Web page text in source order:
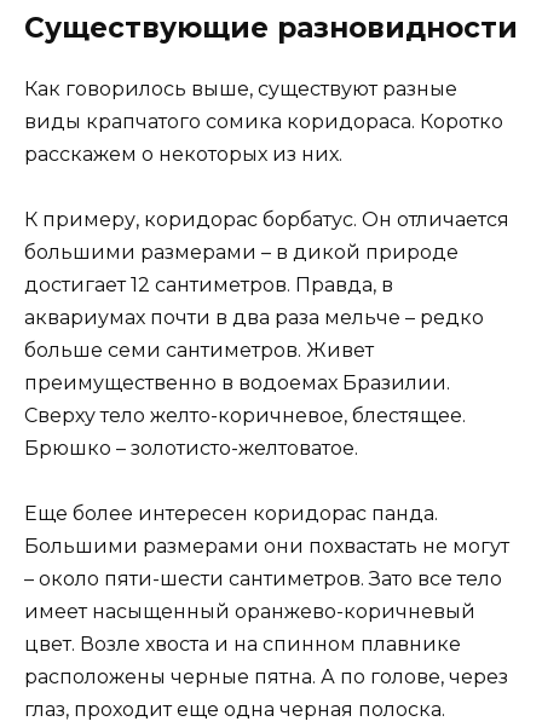
Существующие разновидности
Как говорилось выше, существуют разные
виды крапчатого сомика коридораса. Коротко
расскажем о некоторых из них.
К примеру, коридорас борбатус. Он отличается
большими размерами – в дикой природе
достигает 12 сантиметров. Правда, в
аквариумах почти в два раза мельче – редко
больше семи сантиметров. Живет
преимущественно в водоемах Бразилии.
Сверху тело желто-коричневое, блестящее.
Брюшко – золотисто-желтоватое.
Еще более интересен коридорас панда.
Большими размерами они похвастать не могут
– около пяти-шести сантиметров. Зато все тело
имеет насыщенный оранжево-коричневый
цвет. Возле хвоста и на спинном плавнике
расположены черные пятна. А по голове, через
глаз, проходит еще одна черная полоска.